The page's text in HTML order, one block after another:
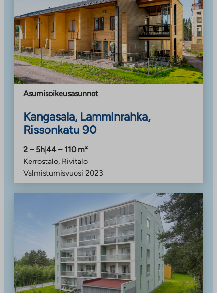
Asumisoikeusasunnot
Kangasala, Lamminrahka,
Rissonkatu 90
2 – 5h 44 – 110 m²
Kerrostalo, Rivitalo
Valmistumisvuosi 2023